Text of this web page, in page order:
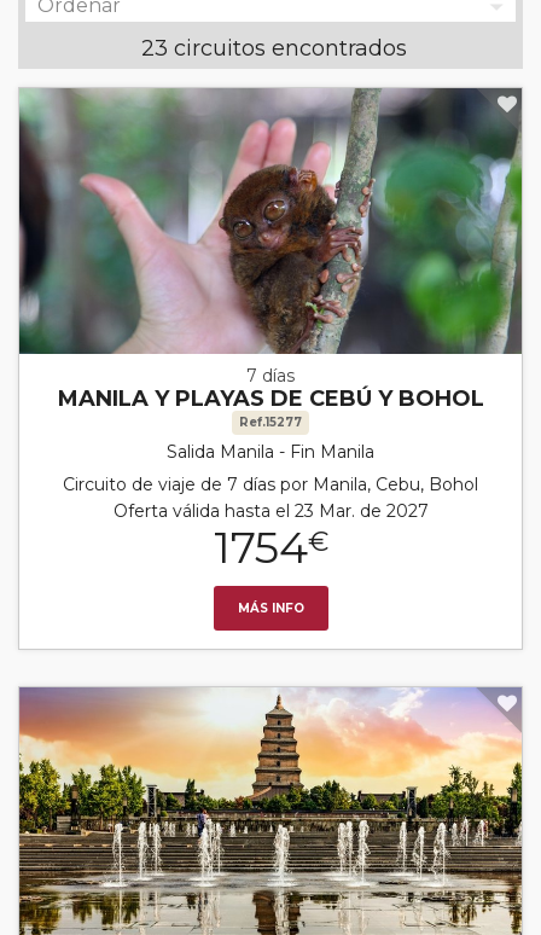
23 circuitos encontrados
7 días
MANILA Y PLAYAS DE CEBÚ Y BOHOL
Ref.15277
Salida Manila - Fin Manila
Circuito de viaje de 7 días por Manila, Cebu, Bohol
Oferta válida hasta el 23 Mar. de 2027
1754€
MÁS INFO